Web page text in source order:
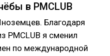
в PMCLUB
Благодаря
PMCLUB я сменил
по международной